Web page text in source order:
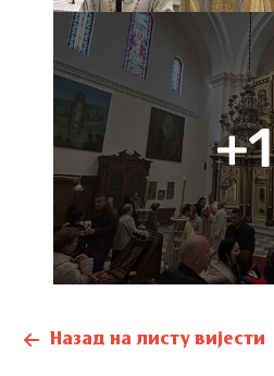
+1
Назад на листу вијести